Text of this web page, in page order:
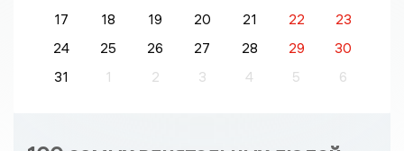
17
18 19 20 21 22
23
24
25 26 27 28 29
30
31
1 2 3 4 5 6